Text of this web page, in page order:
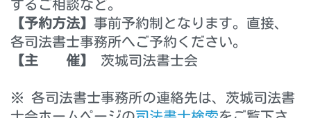
するご相談など。
【予約方法】 事前予約制となります。直接、
各司法書士事務所へご予約ください。
【主 催】
茨城司法書士会
※ 各司法書士事務所の連絡先は、茨城司法書